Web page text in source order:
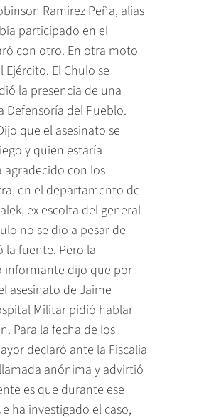
Ramírez Peña, alías
participado en el
con otro. En otra moto
El Chulo se
la presencia de una
del Pueblo.
que el asesinato se
y quien estaría
agradecido con los
en el departamento de
ex escolta del general
no se dio a pesar de
la fuente. Pero la
informante dijo que por
asesinato de Jaime
Militar pidió hablar
Para la fecha de los
declaró ante la Fiscalía
anónima y advirtió
es que durante ese
ha investigado el caso,